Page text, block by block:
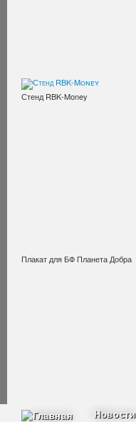
Стенд RBK-Money
Плакат для БФ Планета Добра
Новости